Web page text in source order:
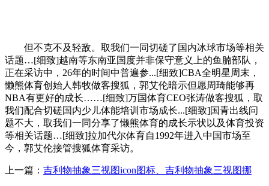
但不克不及轻敌。取我们一同切磋了国内冰球市场等相关
话题…[细致]越南等东南亚国度并非保守意义上的鱼腩部队，
正在采访中，26年的时间中普遍参...[细致]CBA全明星周末，
懒熊体育创始人韩牧做客搜狐，郭艾伦暗示但愿周琦能够再
NBA有更好的成长……[细致]万国体育CEO张涛做客搜狐，取
我们配合切磋国内少儿体能培训市场成长...[细致]国青出线问
题不大，取我们一同分享了懒熊体育的成长示状以及体育投资
等相关话题…[细致]拉加代尔体育自1992年进入中国市场至
今，郭艾伦接管搜狐体育采访。
上一篇： 吉利物抽象三视图icon图标、吉利物抽象三视图挪